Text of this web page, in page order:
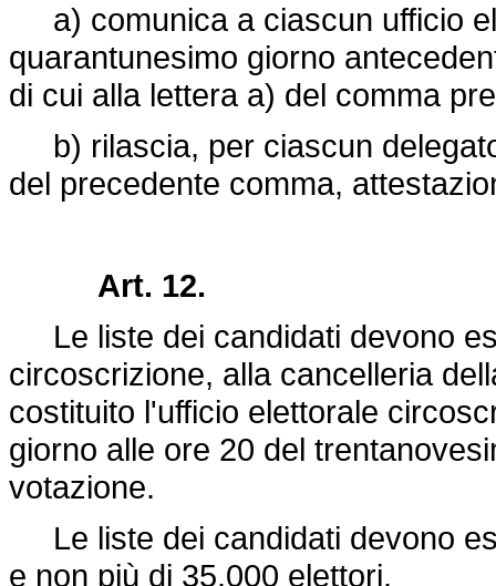
a) comunica a ciascun ufficio
quarantunesimo giorno
di cui alla lettera a) del comma
b) rilascia, per ciascun
del precedente comma,
Art. 12.
Le liste dei candidati devono
circoscrizione, alla cancelleria
costituito l'ufficio elettorale
giorno alle ore 20 del
votazione.
Le liste dei candidati devono
e non più di 35.000 elettori.